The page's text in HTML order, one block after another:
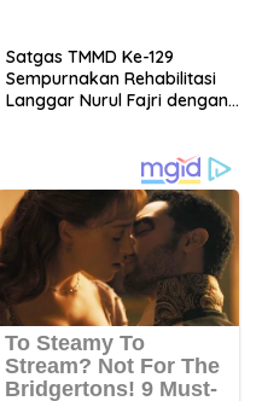
Satgas TMMD Ke-129
Sempurnakan Rehabilitasi
Langgar Nurul Fajri dengan